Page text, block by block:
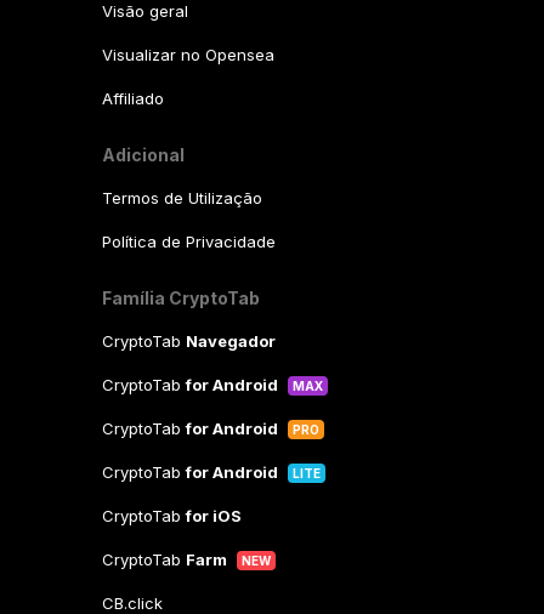
Visão geral
Visualizar no Opensea
Affiliado
Adicional
Termos de Utilização
Política de Privacidade
Família CryptoTab
CryptoTab Navegador
CryptoTabfor Android MAX
CryptoTabfor Android PRO
CryptoTabfor Android LITE
CryptoTabfor iOS
CryptoTab Farm NEW
CB.click